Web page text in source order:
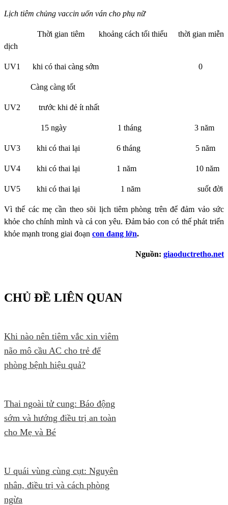
Lịch tiêm chủng vaccin uốn ván cho phụ nữ
Thời gian tiêm khoảng cách tối thiểu thời gian miễn
dịch
UV1 khi có thai càng sớm 0
Càng càng tốt
UV2 trước khi đẻ ít nhất
15 ngày 1 tháng 3 năm
UV3 khi có thai lại 6 tháng 5 năm
UV4 khi có thai lại 1 năm 10 năm
UV5 khi có thai lại 1 năm suốt đời
Vì thế các mẹ cần theo sõi lịch tiêm phòng trên để đảm vảo sức
khỏe cho chính mình và cả con yêu. Đảm bảo con có thế phát triển
khỏe mạnh trong giai đoạn con đang lớn.
Nguồn: giaoductretho.net
CHỦ ĐỀ LIÊN QUAN
Khi nào nên tiêm vắc xin viêm
não mô cầu AC cho trẻ để
phòng bệnh hiệu quả?
Thai ngoài tử cung: Báo động
sớm và hướng điều trị an toàn
cho Mẹ và Bé
U quái vùng cùng cụt: Nguyên
nhân, điều trị và cách phòng
ngừa